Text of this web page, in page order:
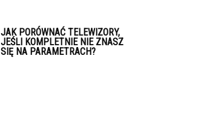
JAK PORÓWNAĆ TELEWIZORY,
JEŚLI KOMPLETNIE NIE ZNASZ
SIĘ NA PARAMETRACH?